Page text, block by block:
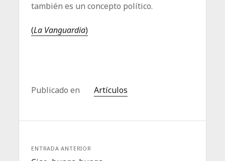
también es un concepto político.
(La Vanguardia)
Publicado en Artículos
ENTRADA ANTERIOR